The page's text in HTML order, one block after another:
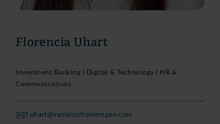
Florencia Uhart
Investment Banking | Digital & Technology | HR &
Communications
f.uhart@vanlanschotkempen.com